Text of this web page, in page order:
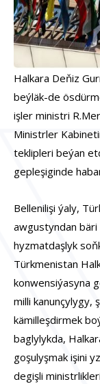
Halkara Deňiz
beýläk-de
işler ministri
Ministrler
teklipleri beýan
gepleşiginde
Bellenilişi ýaly,
awgustyndan
hyzmatdaşlyk
Türkmenistan
konwensiýasyna
milli kanunçylygy,
kämilleşdirmek
baglylykda,
goşulyşmak işini
degişli